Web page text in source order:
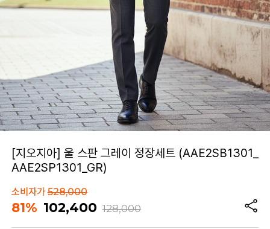
[지오지아] 울 스판 그레이 정장세트 (AAE2SB1301_
AAE2SP1301_GR)
소비자가528,000
81% 102,400 128,000